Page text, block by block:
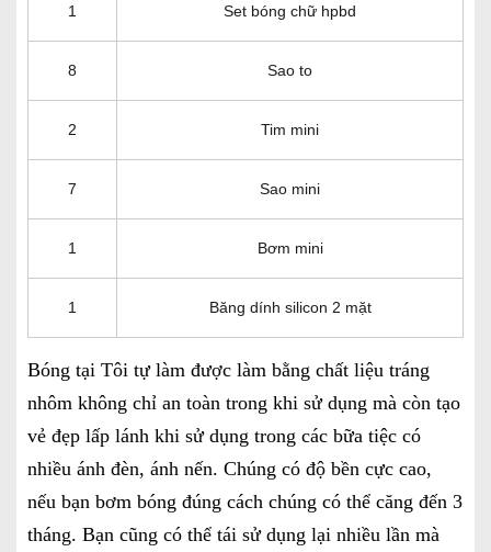
1 Set bóng chữ hpbd
8 Sao to
2 Tim mini
7 Sao mini
1 Bơm mini
1 Băng dính silicon 2 mặt
Bóng tại Tôi tự làm được làm bằng chất liệu tráng
nhôm không chỉ an toàn trong khi sử dụng mà còn tạo
vẻ đẹp lấp lánh khi sử dụng trong các bữa tiệc có
nhiều ánh đèn, ánh nến. Chúng có độ bền cực cao,
nếu bạn bơm bóng đúng cách chúng có thể căng đến 3
tháng. Bạn cũng có thể tái sử dụng lại nhiều lần mà